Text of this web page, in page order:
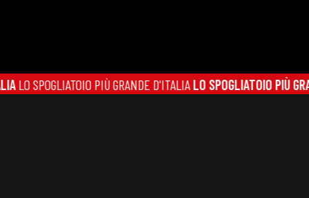
PIÙ GRANDE D'ITALIALO SPOGLIATOIO PIÙ GRANDE